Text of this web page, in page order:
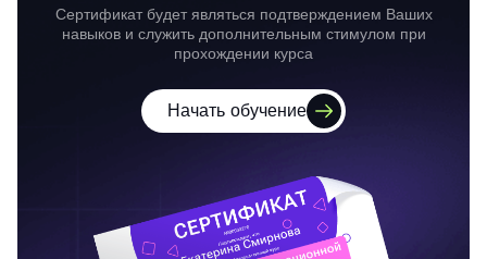
Сертификат будет являться подтверждением Ваших
навыков и служить дополнительным стимулом при
прохождении курса
Начать обучение